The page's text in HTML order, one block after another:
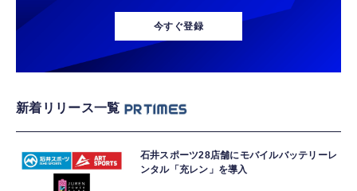
今すぐ登録
新着リリース一覧
石井スポーツ28店舗にモバイルバッテリーレ
ンタル「充レン」を導入